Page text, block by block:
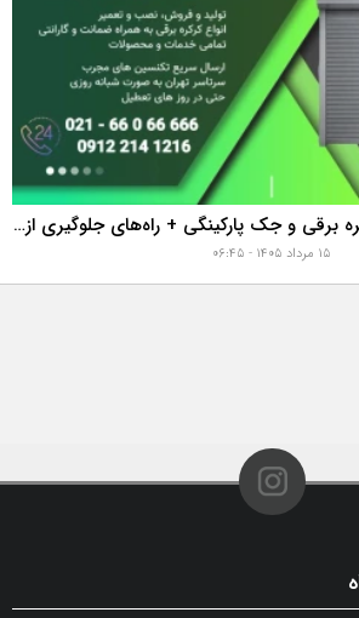
۶ علت اصلی خرابی کرکره برقی و جک پارکینگی + راه‌های جلوگیری از هزینه‌های سنگین تعمیر